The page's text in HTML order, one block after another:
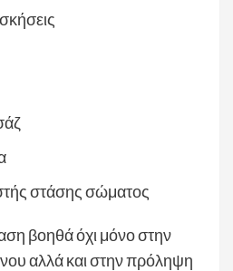
στάσης σώματος
βοηθά όχι μόνο στην
αλλά και στην πρόληψη